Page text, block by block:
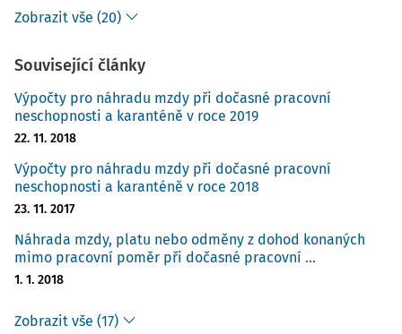
Zobrazit vše (20)
Související články
Výpočty pro náhradu mzdy při dočasné pracovní
neschopnosti a karanténě v roce 2019
22. 11. 2018
Výpočty pro náhradu mzdy při dočasné pracovní
neschopnosti a karanténě v roce 2018
23. 11. 2017
Náhrada mzdy, platu nebo odměny z dohod konaných
mimo pracovní poměr při dočasné pracovní ...
1. 1. 2018
Zobrazit vše (17)